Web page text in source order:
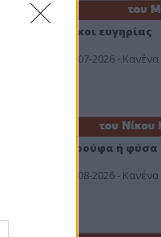
Οίκοι ευγηρίας
24-07-2026 -
Ή ρούφα ή φύσα
03-08-2026 -